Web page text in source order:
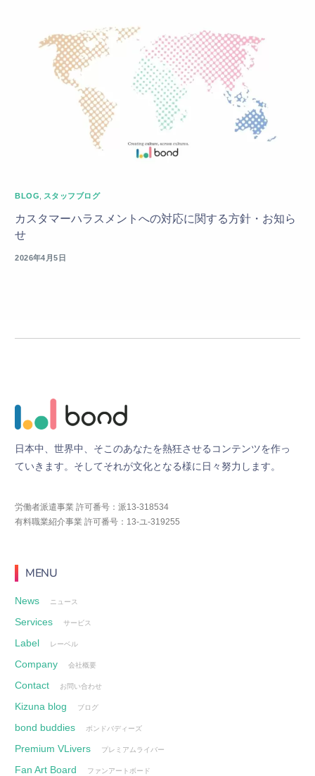
BLOG スタッフブログ
カスタマーハラスメントへの対応に関する方針・お知ら
せ
2026年4月5日
日本中 、世界中 そこのあなたを熱狂させる コ ンテンツを作っ
ていき ます。 そ してそれが文化と なる様に 日 々 努力 し ます。
労働者派遣事業 許可番号：派13-318534
有料職業紹介事業 許可番号：13-ユ-319255
MENU
News ニュース
Services サービス
Label レーベル
Company 会社概要
Contact お問い合わせ
Kizuna blog ブログ
bond buddies ボンドバディーズ
Premium VLivers プレミアムライバー
Fan Art Board ファンアートボード